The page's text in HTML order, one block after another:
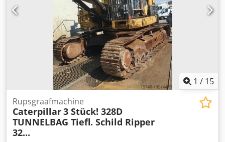
1 / 15
Rupsgraafmachine
Caterpillar3 Stück! 328D
TUNNELBAG Tiefl. Schild Ripper
32...